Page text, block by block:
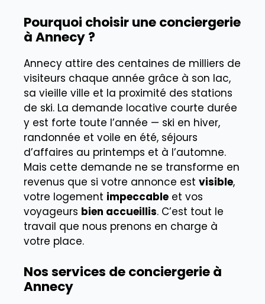
Pourquoi choisir une conciergerie
à Annecy ?
Annecy attire des centaines de milliers de
visiteurs chaque année grâce à son lac,
sa vieille ville et la proximité des stations
de ski. La demande locative courte durée
y est forte toute l’année — ski en hiver,
randonnée et voile en été, séjours
d’affaires au printemps et à l’automne.
Mais cette demande ne se transforme en
revenus que si votre annonce est visible,
votre logement impeccable et vos
voyageurs bien accueillis. C’est tout le
travail que nous prenons en charge à
votre place.
Nos services de conciergerie à
Annecy